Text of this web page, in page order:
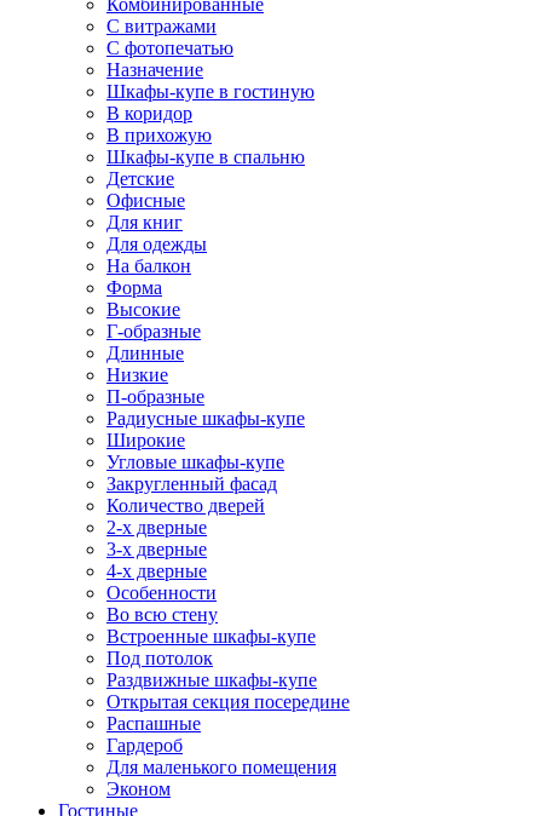
Комбинированные
С витражами
С фотопечатью
Назначение
Шкафы-купе в гостиную
В коридор
В прихожую
Шкафы-купе в спальню
Детские
Офисные
Для книг
Для одежды
На балкон
Форма
Высокие
Г-образные
Длинные
Низкие
П-образные
Радиусные шкафы-купе
Широкие
Угловые шкафы-купе
Закругленный фасад
Количество дверей
2-х дверные
3-х дверные
4-х дверные
Особенности
Во всю стену
Встроенные шкафы-купе
Под потолок
Раздвижные шкафы-купе
Открытая секция посередине
Распашные
Гардероб
Для маленького помещения
Эконом
Гостиные